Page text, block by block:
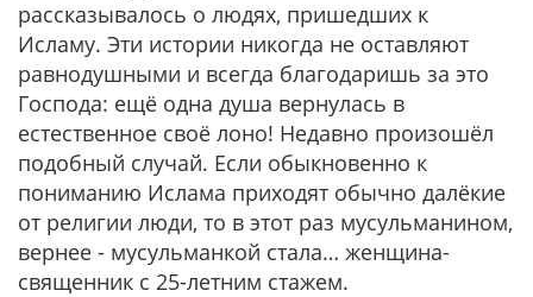
рассказывалось о людях, пришедших к
Исламу. Эти истории никогда не оставляют
равнодушными и всегда благодаришь за это
Господа: ещё одна душа вернулась в
естественное своё лоно! Недавно произошёл
подобный случай. Если обыкновенно к
пониманию Ислама приходят обычно далёкие
от религии люди, то в этот раз мусульманином,
вернее - мусульманкой стала… женщина-
священник с 25-летним стажем.